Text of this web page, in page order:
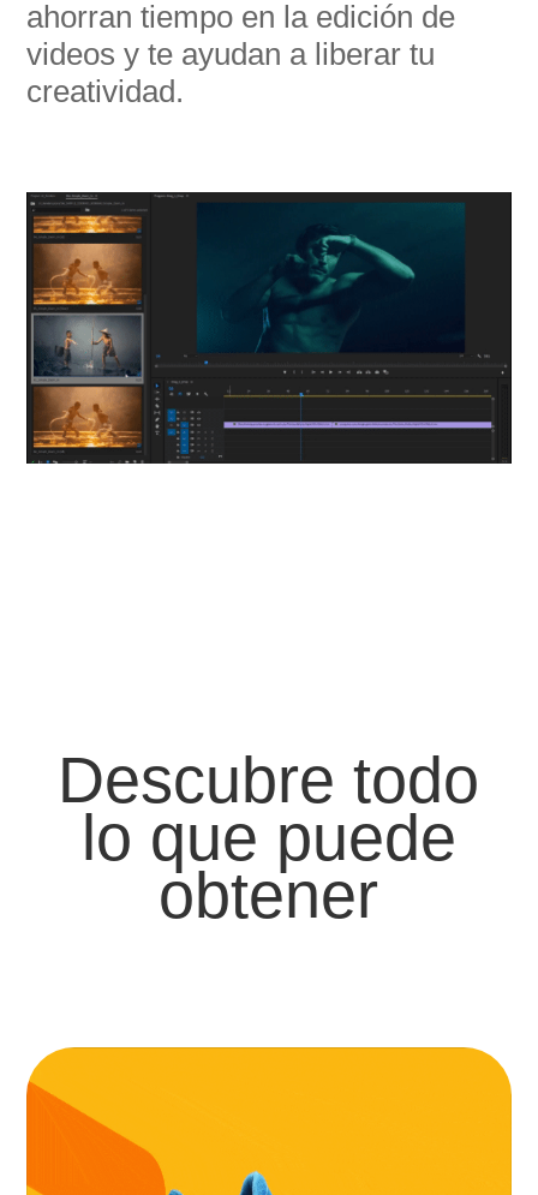
ahorran tiempo en la edición de
videos y te ayudan a liberar tu
creatividad.
Descubre todo
lo que puede
obtener